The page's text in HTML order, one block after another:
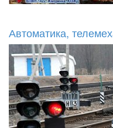
Автоматика,